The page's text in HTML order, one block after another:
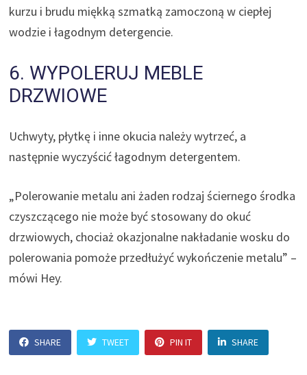
kurzu i brudu miękką szmatką zamoczoną w ciepłej
wodzie i łagodnym detergencie.
6. WYPOLERUJ MEBLE
DRZWIOWE
Uchwyty, płytkę i inne okucia należy wytrzeć, a
następnie wyczyścić łagodnym detergentem.
„Polerowanie metalu ani żaden rodzaj ściernego środka
czyszczącego nie może być stosowany do okuć
drzwiowych, chociaż okazjonalne nakładanie wosku do
polerowania pomoże przedłużyć wykończenie metalu” –
mówi Hey.
SHARE TWEET PIN IT SHARE